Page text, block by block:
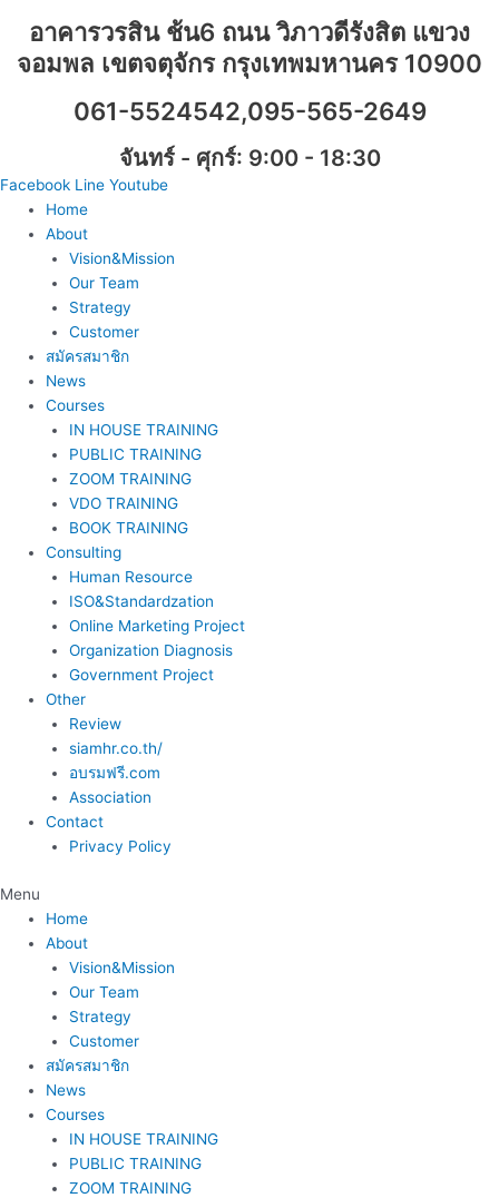
content
อาคารวรสิน ช้น6 ถนน วิภาวดีรังสิต แขวง
จอมพล เขตจตุจักร กรุงเทพมหานคร 10900
061-5524542,095-565-2649
จันทร์ - ศุกร์: 9:00 - 18:30
Facebook Line Youtube
Home
About
Vision&Mission
Our Team
Strategy
Customer
สมัครสมาชิก
News
Courses
IN HOUSE TRAINING
PUBLIC TRAINING
ZOOM TRAINING
VDO TRAINING
BOOK TRAINING
Consulting
Human Resource
ISO&Standardzation
Online Marketing Project
Organization Diagnosis
Government Project
Other
Review
siamhr.co.th/
อบรมฟรี.com
Association
Contact
Privacy Policy
Menu
Home
About
Vision&Mission
Our Team
Strategy
Customer
สมัครสมาชิก
News
Courses
IN HOUSE TRAINING
PUBLIC TRAINING
ZOOM TRAINING